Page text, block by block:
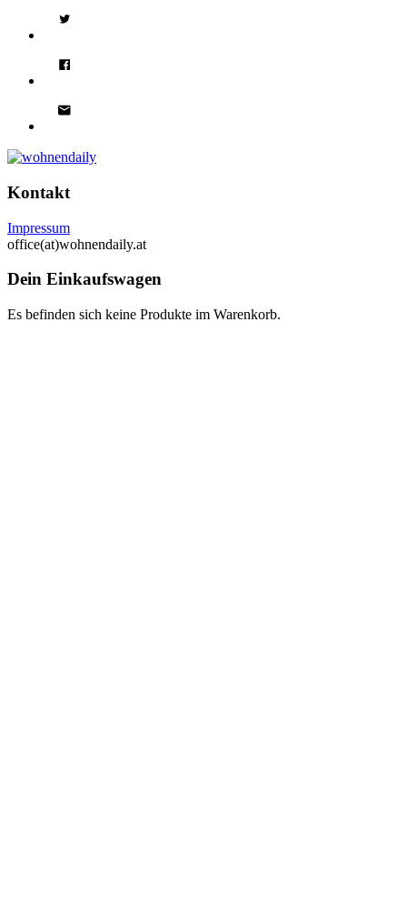
Kontakt
Impressum
office(at)wohnendaily.at
Dein Einkaufswagen
Es befinden sich keine Produkte im Warenkorb.